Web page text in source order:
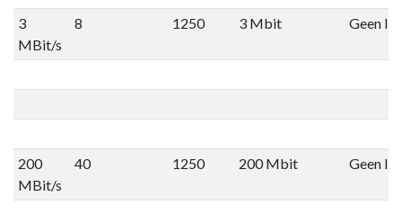
3
MBit/s
8 1250 3 Mbit Geen
200
MBit/s
40 1250 200 Mbit Geen